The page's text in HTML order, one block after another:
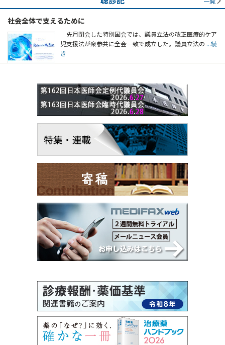
社会全体で支えるために
先月閉会した特別国会では、議員立法の改正医療的ケア
児支援法が衆参共に全会一致で成立した。議員立法の ...続
き